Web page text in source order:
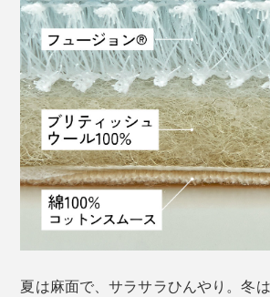
夏は麻面で、サラサラひんやり。冬